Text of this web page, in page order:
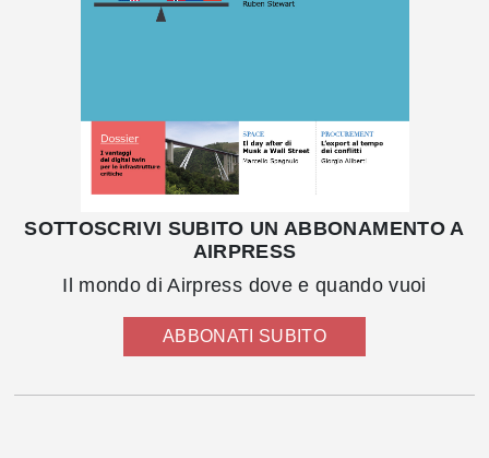
SOTTOSCRIVI SUBITO UN ABBONAMENTO A
AIRPRESS
Il mondo di Airpress dove e quando vuoi
ABBONATI SUBITO